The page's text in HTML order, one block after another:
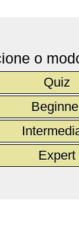
o
Quiz
Expert